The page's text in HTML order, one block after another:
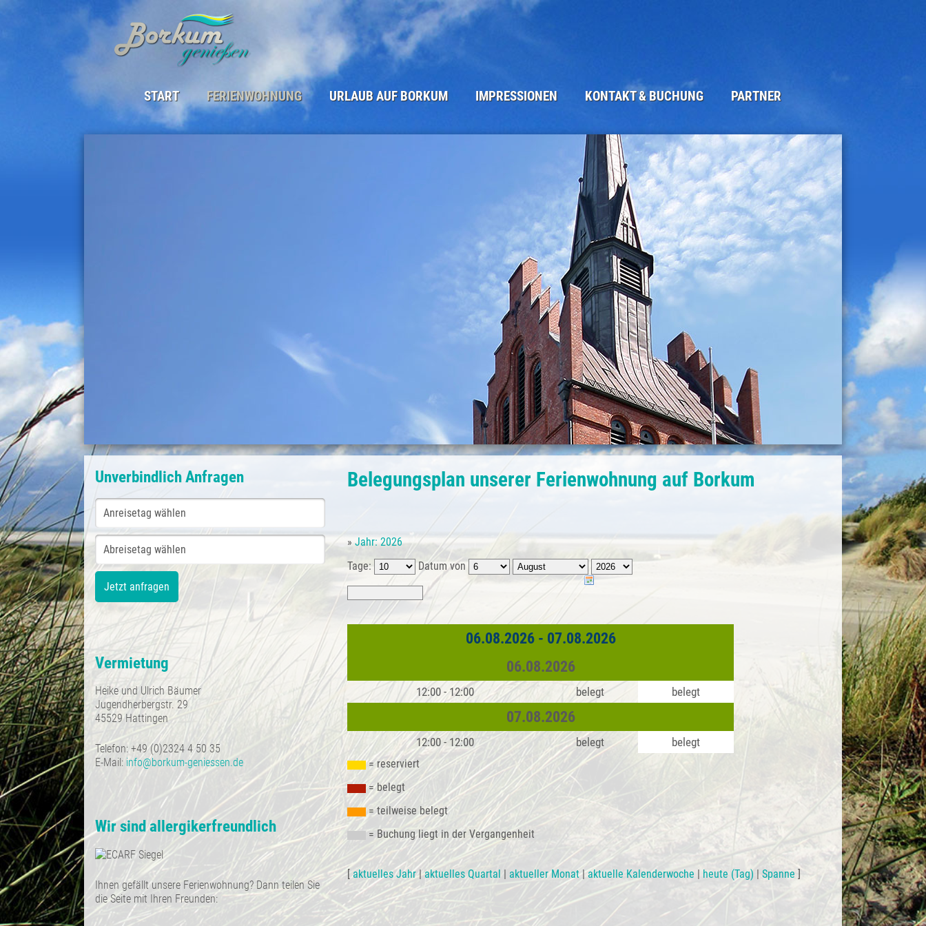
START FERIENWOHNUNG
DIE FERIENWOHNUNG
URLAUB AUF BORKUM IMPRESSIONEN
BORKUM IM WINTER
ALTE INSELANSICHTEN
KONTAKT & BUCHUNG
BUCHUNG
KLEINGEDRUCKTES
IMPRESSUM
DATENSCHUTZERKLÄRUNG
PARTNER
Belegungsplan unserer Ferienwohnung auf Borkum
»Jahr: 2026
Tage:
Datum von
06.08.2026 - 07.08.2026
06.08.2026
12:00 - 12:00 belegt belegt
07.08.2026
12:00 - 12:00 belegt belegt
= reserviert
= belegt
= teilweise belegt
= Buchung liegt in der Vergangenheit
[aktuelles Jahr|aktuelles Quartal | aktueller Monat|aktuelle Kalenderwoche | heute (Tag) |Spanne ]
Unverbindlich Anfragen
Vermietung
Heike und Ulrich Bäumer
Jugendherbergstr. 29
45529 Hattingen
Telefon: +49 (0)2324 4 50 35
E-Mail: info@borkum-geniessen.de
Wir sind allergikerfreundlich
Ihnen gefällt unsere Ferienwohnung? Dann teilen Sie
die Seite mit Ihren Freunden: